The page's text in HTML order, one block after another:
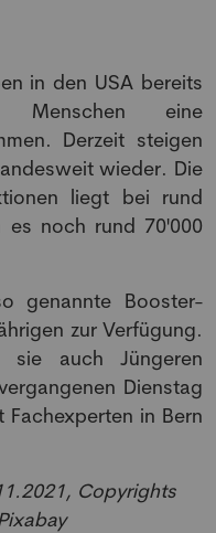
in den USA bereits
eine
Derzeit steigen
wieder. Die
liegt bei rund
es noch rund 70'000
genannte Booster-
zur Verfügung.
sie auch Jüngeren
Dienstag
in Bern
Copyrights
Newsletter
aus der Welt der